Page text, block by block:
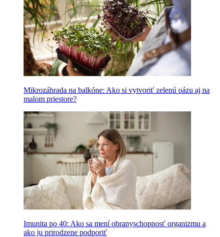
Mikrozáhrada na balkóne: Ako si vytvoriť zelenú oázu aj na
malom priestore?
Imunita po 40: Ako sa mení obranyschopnosť organizmu a
ako ju prirodzene podporiť